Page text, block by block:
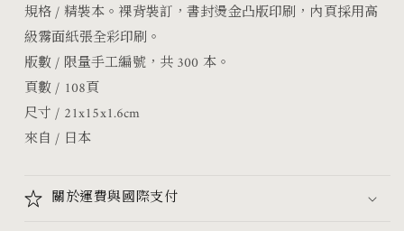
規格/ 精裝本。裸背裝訂，書封燙金凸版印刷，內頁採用高
級霧面紙張全彩印刷。
版數 / 限量手工編號，共 300 本。
頁數 / 108頁
尺寸 / 21x15x1.6cm
來自 / 日本
關於運費與國際支付